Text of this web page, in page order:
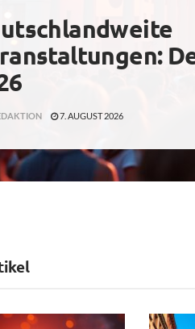
7. AUGUST 2026